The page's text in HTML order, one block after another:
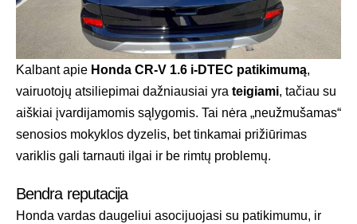
Kalbant apie Honda CR-V 1.6 i-DTEC patikimumą,
vairuotojų atsiliepimai dažniausiai yra teigiami, tačiau su
aiškiai įvardijamomis sąlygomis. Tai nėra „neužmušamas“
senosios mokyklos dyzelis, bet tinkamai prižiūrimas
variklis gali tarnauti ilgai ir be rimtų problemų.
Bendra reputacija
Honda vardas daugeliui asocijuojasi su patikimumu, ir